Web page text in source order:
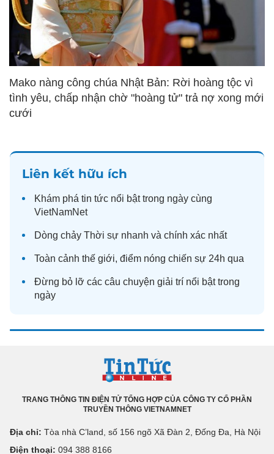
Mako nàng công chúa Nhật Bản: Rời hoàng tộc vì
tình yêu, chấp nhận chờ "hoàng tử" trả nợ xong mới
cưới
Liên kết hữu ích
Khám phá tin tức nổi bật trong ngày cùng
VietNamNet
Dòng chảy Thời sự nhanh và chính xác nhất
Toàn cảnh thế giới, điểm nóng chiến sự 24h qua
Đừng bỏ lỡ các câu chuyện giải trí nổi bật trong
ngày
TRANG THÔNG TIN ĐIỆN TỬ TỔNG HỢP CỦA CÔNG TY CỔ PHẦN
TRUYỀN THÔNG VIETNAMNET
Địa chỉ: Tòa nhà C’land, số 156 ngõ Xã Đàn 2, Đống Đa, Hà Nội
Điện thoại: 094 388 8166